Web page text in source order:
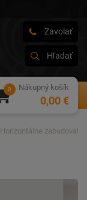
Zavolať
Hľadať
Nákupný košík
0,00 €
Horizontálne